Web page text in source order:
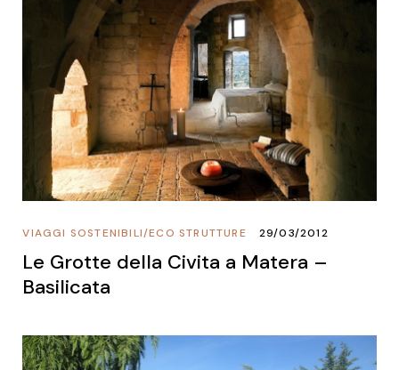
ECO STRUTTURE
/
VIAGGI SOSTENIBILI 29/03/2012
Le Grotte della Civita a Matera –
Basilicata